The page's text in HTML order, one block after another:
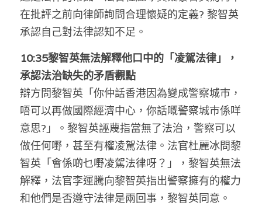
在批評之前向律師詢問合理懷疑的定義? 黎智英
承認自己對法律認知不足。
10:35黎智英無法解釋他口中的「凌駕法律」，
承認法治缺失的矛盾觀點
辯方問黎智英「你仲話香港因為變成警察城巿，
唔可以再做國際經濟中心，你話嘅警察城巿係咩
意思?」。黎智英誣蔑指當無了法治，警察可以
做任何嘢，甚至有權凌駕法律。法官杜麗冰問黎
智英「會係啲乜嘢凌駕法律呀？」，黎智英無法
解釋， 法官李運騰向黎智英指出警察擁有的權力
和他們是否遵守法律是兩回事，黎智英同意。